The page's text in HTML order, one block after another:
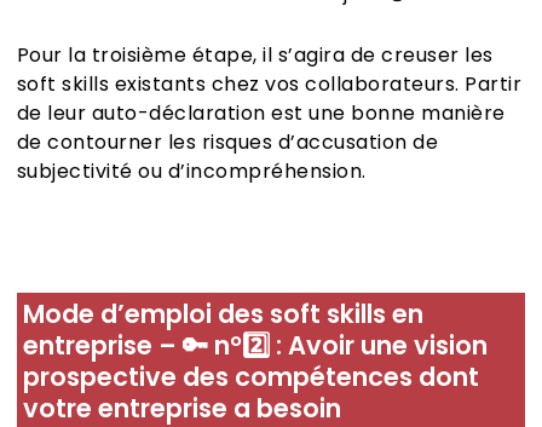
Pour la troisième étape, il s’agira de creuser les
soft skills existants chez vos collaborateurs. Partir
de leur auto-déclaration est une bonne manière
de contourner les risques d’accusation de
subjectivité ou d’incompréhension.
Mode d’emploi des soft skills en
entreprise – 🔑n°2️⃣: Avoir une vision
prospective des compétences dont
votre entreprise a besoin